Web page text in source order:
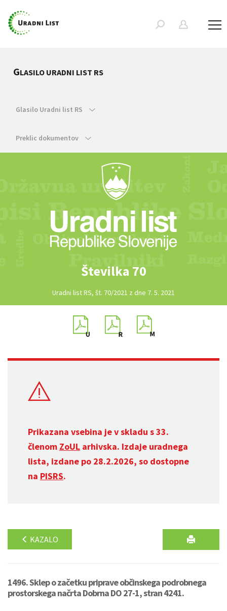
GLASILO URADNI LIST RS
Glasilo Uradni list RS
Preklic dokumentov
Številka 70
Uradni list RS, št. 70/2021 z dne 7. 5. 2021
Prikazana vsebina je v skladu s 33.
členom ZoUL arhivska. Izdaje uradnega
lista, izdane po 28.2.2026, so dostopne
na PISRS.
KAZALO
1496. Sklep o začetku priprave občinskega podrobnega
prostorskega načrta Dobrna DO 27-1, stran 4241.